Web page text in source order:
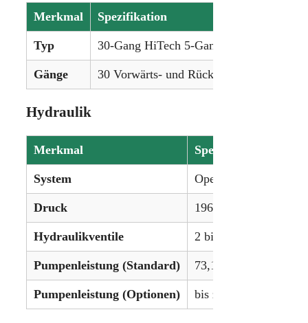
Merkmal Spezifikation
Typ 30-Gang HiTech 5-Gang-Power-Shift
Gänge 30 Vorwärts- und Rückwärtsgänge oder
Hydraulik
Merkmal Spezifikation
System Open Center /
Druck 196 bar (2843 psi)
Hydraulikventile 2 bis 5
Pumpenleistung (Standard) 73,1 l/min
Pumpenleistung (Optionen) bis zu 199,8 l/min